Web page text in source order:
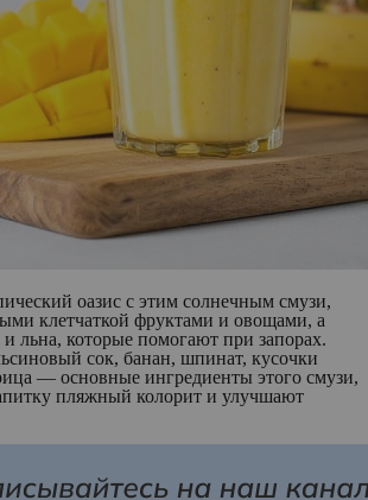
оазис с этим солнечным смузи,
клетчаткой фруктами и овощами, а
льна, которые помогают при запорах.
сок, банан, шпинат, кусочки
— основные ингредиенты этого смузи,
пляжный колорит и улучшают